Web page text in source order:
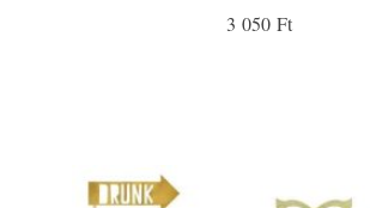
3 050 Ft